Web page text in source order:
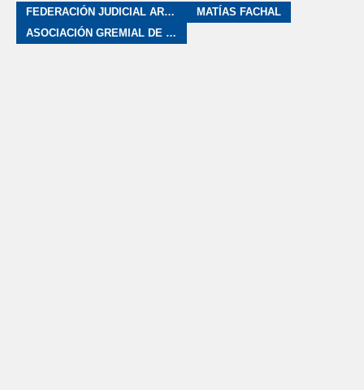
FEDERACIÓN JUDICIAL ARGENTINA
MATÍAS FACHAL
ASOCIACIÓN GREMIAL DE EMPLEADOS Y FUNCIONARIOS DEL PODER JUDICIAL DE MENDOZA